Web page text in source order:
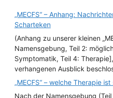
„MECFS“ – Anhang:
Scharteken
(Anhang zu unserer kleinen
Namensgebung, Teil 2:
Symptomatik, Teil 4:
verhangenen Ausblick
„MECFS“ – welche Therapie ist
Nach der Namensgebung